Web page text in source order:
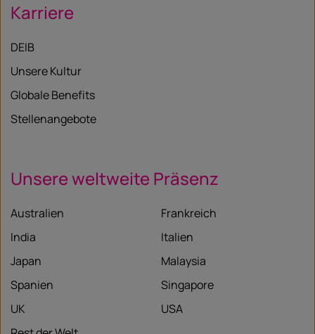
Karriere
DEIB
Unsere Kultur
Globale Benefits
Stellenangebote
Unsere weltweite Präsenz
Australien
Frankreich
India
Italien
Japan
Malaysia
Spanien
Singapore
UK
USA